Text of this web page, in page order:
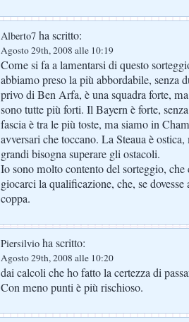
Alberto7 ha scritto:
Agosto 29th, 2008 alle 10:19
Come si fa a lamentarsi di questo
abbiamo preso la più abbordabile, senza
privo di Ben Arfa, è una squadra forte,
sono tutte più forti. Il Bayern è forte,
fascia è tra le più toste, ma siamo in
avversari che toccano. La Steaua è
grandi bisogna superare gli ostacoli.
Io sono molto contento del sorteggio,
giocarci la qualificazione, che, se dovesse
coppa.
Piersilvio ha scritto:
Agosto 29th, 2008 alle 10:20
dai calcoli che ho fatto la certezza di
Con meno punti è più rischioso.